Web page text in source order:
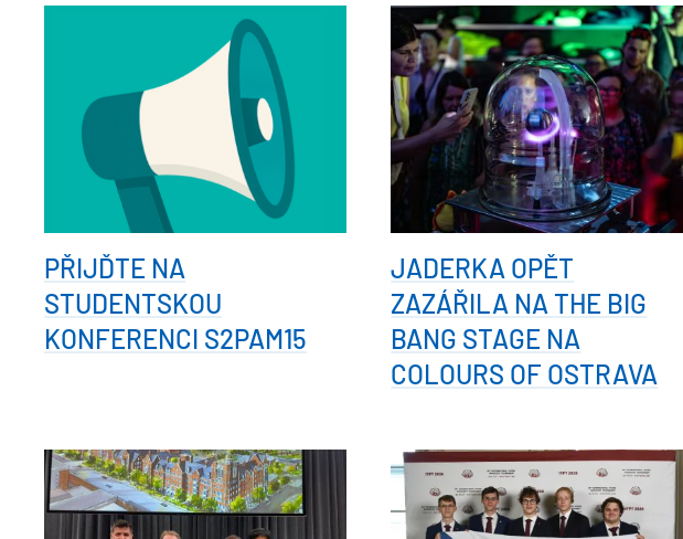
PŘIJĎTE NA
STUDENTSKOU
KONFERENCI S2PAM15
JADERKA OPĚT
ZAZÁŘILA NA THE BIG
BANG STAGE NA
COLOURS OF OSTRAVA